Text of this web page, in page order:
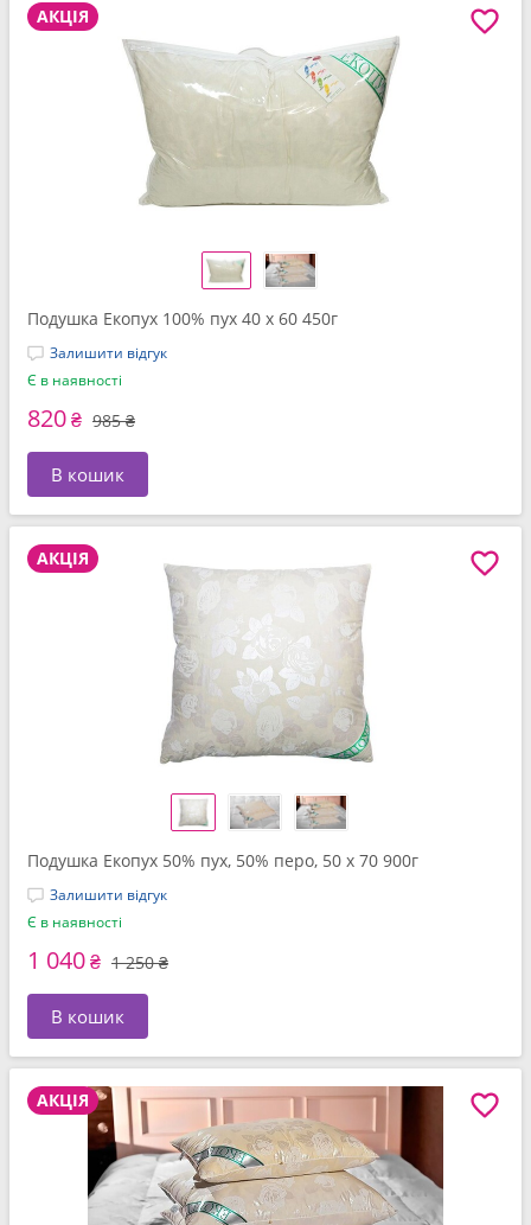
АКЦІЯ
Подушка Екопух 100% пух 40 x 60 450г
Залишити відгук
Є в наявності
820₴ 985 ₴
В кошик
АКЦІЯ
Подушка Екопух 50% пух, 50% перо, 50 x 70 900г
Залишити відгук
Є в наявності
1 040₴ 1 250 ₴
В кошик
АКЦІЯ